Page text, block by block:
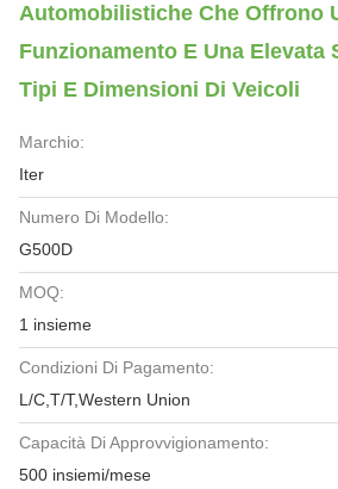
Automobilistiche Che Offrono
Funzionamento E Una Elevata
Tipi E Dimensioni Di Veicoli
Marchio:
Iter
Numero Di Modello:
G500D
MOQ:
1 insieme
Condizioni Di Pagamento:
L/C,T/T,Western Union
Capacità Di Approvvigionamento:
500 insiemi/mese